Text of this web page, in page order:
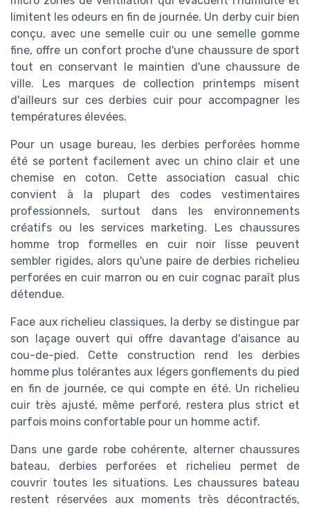
limitent les odeurs en fin de journée. Un derby cuir bien
conçu, avec une semelle cuir ou une semelle gomme
fine, offre un confort proche d'une chaussure de sport
tout en conservant le maintien d'une chaussure de
ville. Les marques de collection printemps misent
d'ailleurs sur ces derbies cuir pour accompagner les
températures élevées.
Pour un usage bureau, les derbies perforées homme
été se portent facilement avec un chino clair et une
chemise en coton. Cette association casual chic
convient à la plupart des codes vestimentaires
professionnels, surtout dans les environnements
créatifs ou les services marketing. Les chaussures
homme trop formelles en cuir noir lisse peuvent
sembler rigides, alors qu'une paire de derbies richelieu
perforées en cuir marron ou en cuir cognac paraît plus
détendue.
Face aux richelieu classiques, la derby se distingue par
son laçage ouvert qui offre davantage d'aisance au
cou-de-pied. Cette construction rend les derbies
homme plus tolérantes aux légers gonflements du pied
en fin de journée, ce qui compte en été. Un richelieu
cuir très ajusté, même perforé, restera plus strict et
parfois moins confortable pour un homme actif.
Dans une garde robe cohérente, alterner chaussures
bateau, derbies perforées et richelieu permet de
couvrir toutes les situations. Les chaussures bateau
restent réservées aux moments très décontractés,